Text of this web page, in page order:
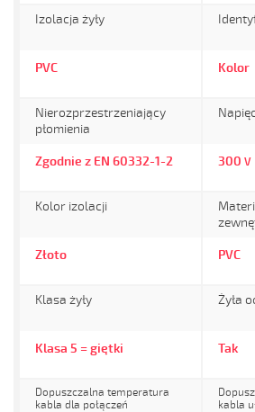
Izolacja żyły
PVC Kolor
Nierozprzestrzeniający
płomienia
Zgodnie z EN 60332-1-2 300 V
Kolor izolacji
Złoto PVC
Klasa żyły
Klasa 5 = giętki
Żyła
Tak
Dopuszczalna temperatura
kabla dla połączeń
kabla